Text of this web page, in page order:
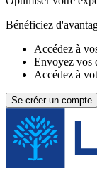
Bénéficiez
Accédez à
Envoyez vos
Accédez à
Se créer un compte